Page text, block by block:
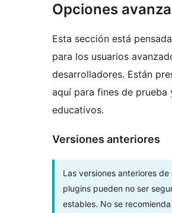
Opciones
Esta sección está
para los usuarios
desarrolladores. Están
aquí para fines de prueba
educativos.
Versiones anteriores
Las versiones anteriores de
plugins pueden no ser
estables. No se